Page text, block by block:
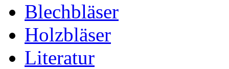
Blechbläser
Holzbläser
Literatur